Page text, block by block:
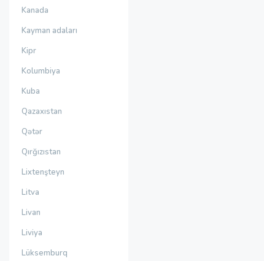
Kanada
Kayman adaları
Kipr
Kolumbiya
Kuba
Qazaxıstan
Qətər
Qırğızıstan
Lixtenşteyn
Litva
Livan
Liviya
Lüksemburq